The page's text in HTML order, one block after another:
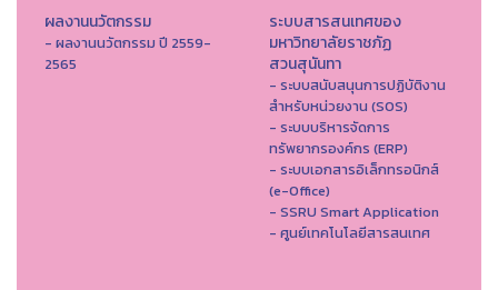
ผลงานนวัตกรรม
- ผลงานนวัตกรรม ปี 2559-
2565
ระบบสารสนเทศของ
มหาวิทยาลัยราชภัฏ
สวนสุนันทา
- ระบบสนับสนุนการปฏิบัติงาน
สำหรับหน่วยงาน (SOS)
- ระบบบริหารจัดการ
ทรัพยากรองค์กร (ERP)
- ระบบเอกสารอิเล็กทรอนิกส์
(e-Office)
- SSRU Smart Application
- ศูนย์เทคโนโลยีสารสนเทศ